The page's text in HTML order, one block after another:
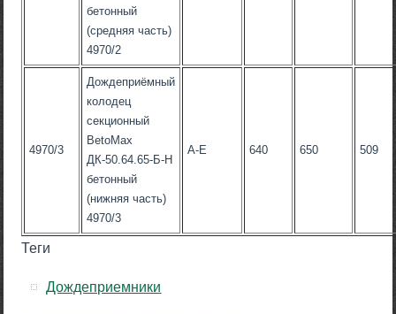
бетонный
(средняя часть)
4970/2
4970/3
Дождеприёмный
колодец
секционный
BetoMax
ДК-50.64.65-Б-Н
бетонный
(нижняя часть)
4970/3
A-E 640 650 509
Теги
Дождеприемники